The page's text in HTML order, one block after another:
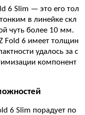
6 Slim — это его тол
в линейке скл
чуть более 10 мм.
Fold 6 имеет толщин
удалось за с
компонент
6 Slim порадует по